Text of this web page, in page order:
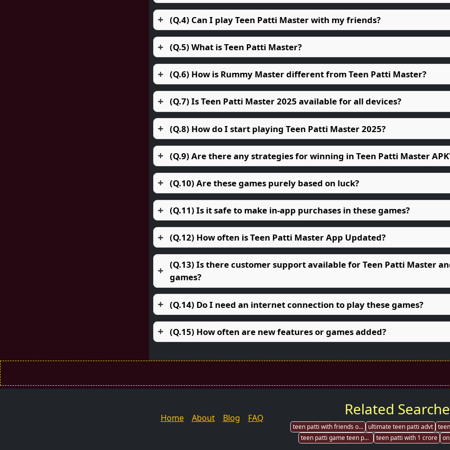
(Q.4) Can I play Teen Patti Master with my friends?
(Q.5) What is Teen Patti Master?
(Q.6) How is Rummy Master different from Teen Patti Master?
(Q.7) Is Teen Patti Master 2025 available for all devices?
(Q.8) How do I start playing Teen Patti Master 2025?
(Q.9) Are there any strategies for winning in Teen Patti Master
(Q.10) Are these games purely based on luck?
(Q.11) Is it safe to make in-app purchases in these games?
(Q.12) How often is Teen Patti Master App Updated?
(Q.13) Is there customer support available for Teen Patti Master
games?
(Q.14) Do I need an internet connection to play these games?
(Q.15) How often are new features or games added?
Home About Blog FAQ Related
teen patti with friends online
ultimate teen patti advt
teen patti game teen patti game
teen patti with 1 crore